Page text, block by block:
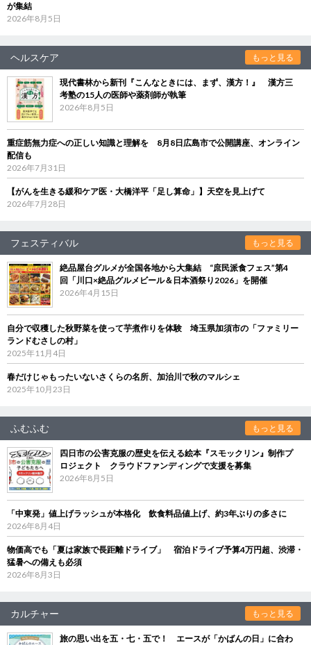
が集結
2026年8月5日
ヘルスケア もっと見る
現代書林から新刊『こんなときには、まず、漢方！』 漢方三
考塾の15人の医師や薬剤師が執筆
2026年8月5日
重症筋無力症への正しい知識と理解を 8月8日広島市で公開講座、オンライン
配信も
2026年7月31日
【がんを生きる緩和ケア医・大橋洋平「足し算命」】天空を見上げて
2026年7月28日
フェスティバル もっと見る
絶品屋台グルメが全国各地から大集結 “庶民派食フェス”第4
回「川口×絶品グルメビール＆日本酒祭り2026」を開催
2026年4月15日
自分で収穫した秋野菜を使って芋煮作りを体験 埼玉県加須市の「ファミリー
ランドむさしの村」
2025年11月4日
春だけじゃもったいないさくらの名所、加治川で秋のマルシェ
2025年10月23日
ふむふむ もっと見る
四日市の公害克服の歴史を伝える絵本『スモックリン』制作プ
ロジェクト クラウドファンディングで支援を募集
2026年8月5日
「中東発」値上げラッシュが本格化 飲食料品値上げ、約3年ぶりの多さに
2026年8月4日
物価高でも「夏は家族で長距離ドライブ」 宿泊ドライブ予算4万円超、渋滞・
猛暑への備えも必須
2026年8月3日
カルチャー もっと見る
旅の思い出を五・七・五で！ エースが「かばんの日」に合わ